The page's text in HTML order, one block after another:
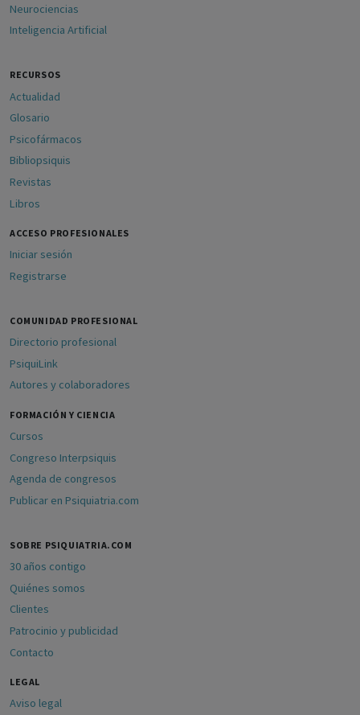
Neurociencias
Inteligencia Artificial
RECURSOS
Actualidad
Glosario
Psicofármacos
Bibliopsiquis
Revistas
Libros
ACCESO PROFESIONALES
Iniciar sesión
Registrarse
COMUNIDAD PROFESIONAL
Directorio profesional
PsiquiLink
Autores y colaboradores
FORMACIÓN Y CIENCIA
Cursos
Congreso Interpsiquis
Agenda de congresos
Publicar en Psiquiatria.com
SOBRE PSIQUIATRIA.COM
30 años contigo
Quiénes somos
Clientes
Patrocinio y publicidad
Contacto
LEGAL
Aviso legal